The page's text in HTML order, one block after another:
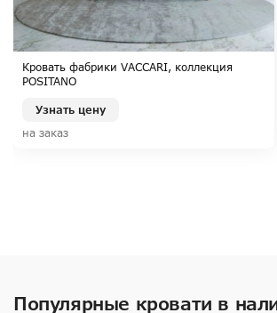
Кровать фабрики VACCARI, коллекция
POSITANO
Узнать цену
на заказ
Популярные кровати в